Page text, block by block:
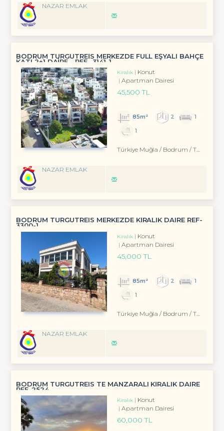
NAZAR EMLAK
BODRUM TURGUTREİS MERKEZDE FULL EŞYALI BAHÇE
KATI 2+1 DAİRE - REF- 3141-1
Kiralık
Konut
Apartman Dairesi
45,500 TL
85m² 2
1
1
Türkiye Muğla / Bodrum / Turgutreis
NAZAR EMLAK
BODRUM TURGUTREIS MERKEZDE KİRALIK DAIRE REF-
3300-1
Kiralık
Konut
Apartman Dairesi
45,000 TL
85m² 2
1
1
Türkiye Muğla / Bodrum / Turgutreis
NAZAR EMLAK
BODRUM TURGUTREIS TE MANZARALI KİRALIK DAIRE
REF-2524
Kiralık
Konut
Apartman Dairesi
60,000 TL